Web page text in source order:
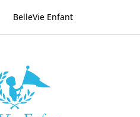
BelleVie Enfant